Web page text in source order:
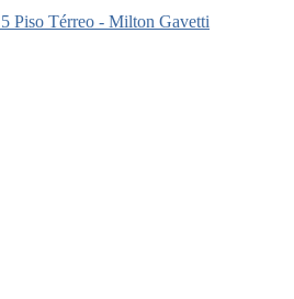
Piso Térreo - Milton Gavetti